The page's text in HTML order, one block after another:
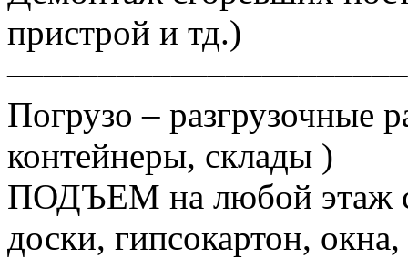
пристрой и тд.)
Погрузо – разгрузочные
контейнеры, склады )
ПОДЪЕМ на любой этаж
доски, гипсокартон,